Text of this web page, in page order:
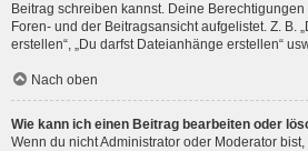
Beitrag schreiben kannst. Deine
Foren- und der Beitragsansicht aufgelistet. Z. B.
erstellen“, „Du darfst Dateianhänge erstellen“
Nach oben
Wie kann ich einen Beitrag bearbeiten oder
Wenn du nicht Administrator oder Moderator